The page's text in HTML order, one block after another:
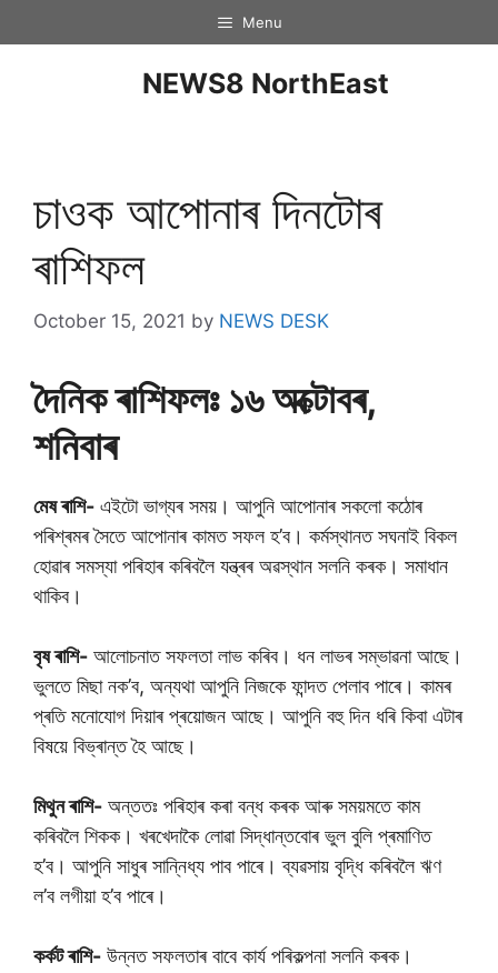
Menu
NEWS8 NorthEast
চাওক আপোনাৰ দিনটােৰ
ৰাশিফল
October 15, 2021 by NEWS DESK
দৈনিক ৰাশিফলঃ ১৬ অক্টোবৰ,
শনিবাৰ
মেষ ৰাশি- এইটো ভাগ্যৰ সময়। আপুনি আপোনাৰ সকলো কঠোৰ
পৰিশ্ৰমৰ সৈতে আপোনাৰ কামত সফল হ’ব। কৰ্মস্থানত সঘনাই বিকল
হোৱাৰ সমস্যা পৰিহাৰ কৰিবলৈ যন্ত্ৰৰ অৱস্থান সলনি কৰক। সমাধান
থাকিব।
বৃষ ৰাশি- আলোচনাত সফলতা লাভ কৰিব। ধন লাভৰ সম্ভাৱনা আছে।
ভুলতে মিছা নক’ব, অন্যথা আপুনি নিজকে ফান্দত পেলাব পাৰে। কামৰ
প্ৰতি মনোযোগ দিয়াৰ প্ৰয়োজন আছে। আপুনি বহু দিন ধৰি কিবা এটাৰ
বিষয়ে বিভ্ৰান্ত হৈ আছে।
মিথুন ৰাশি- অন্ততঃ পৰিহাৰ কৰা বন্ধ কৰক আৰু সময়মতে কাম
কৰিবলৈ শিকক। খৰখেদাকৈ লোৱা সিদ্ধান্তবোৰ ভুল বুলি প্ৰমাণিত
হ’ব। আপুনি সাধুৰ সান্নিধ্য পাব পাৰে। ব্যৱসায় বৃদ্ধি কৰিবলৈ ঋণ
ল’ব লগীয়া হ’ব পাৰে।
কৰ্কট ৰাশি- উন্নত সফলতাৰ বাবে কাৰ্য পৰিকল্পনা সলনি কৰক।